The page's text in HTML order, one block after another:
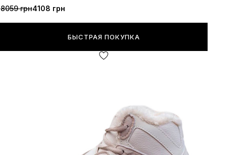
8059 грн4108 грн
БЫСТРАЯ ПОКУПКА